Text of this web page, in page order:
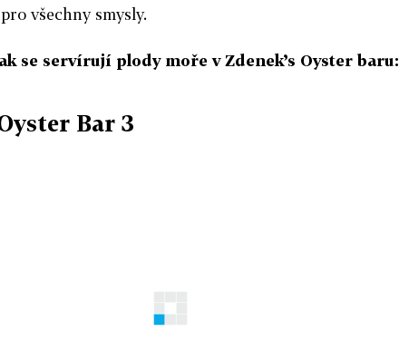
všechny smysly.
se servírují plody moře v Zdenek’s Oyster baru:
Bar 3